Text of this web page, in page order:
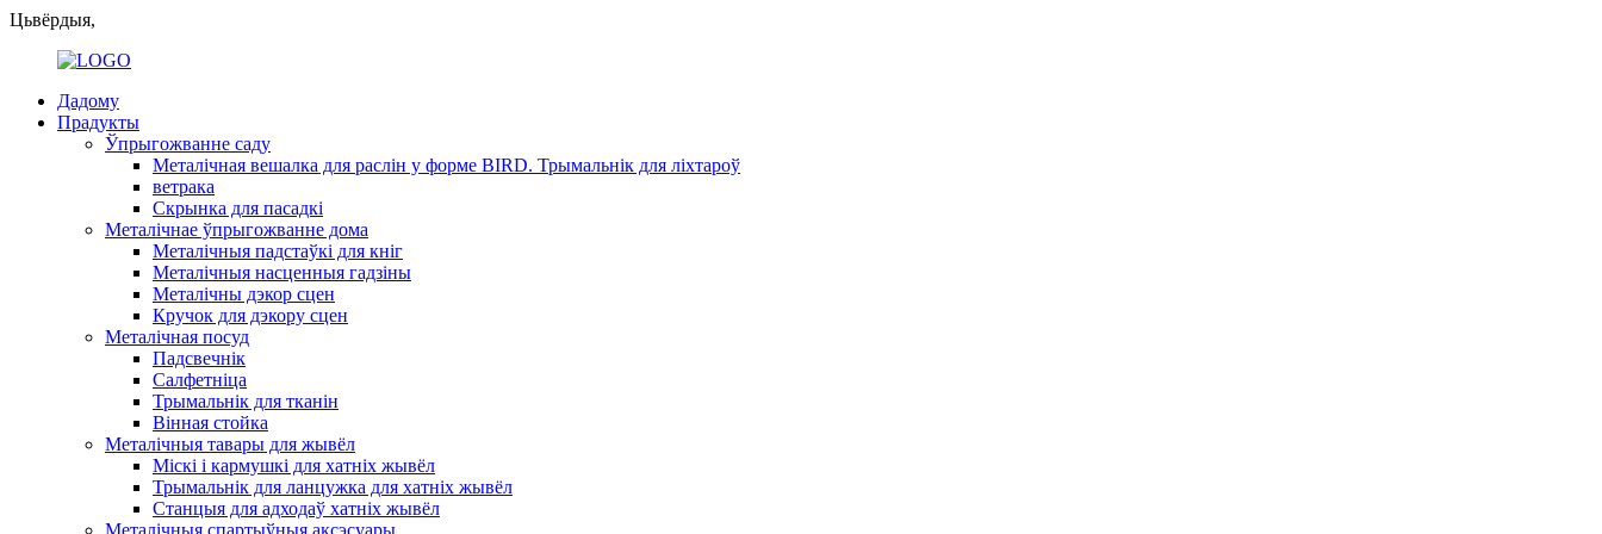
Цьвёрдыя,
Дадому
Прадукты
Ўпрыгожванне саду
Металічная вешалка для раслін у форме BIRD. Трымальнік для ліхтароў
ветрака
Скрынка для пасадкі
Металічнае ўпрыгожванне дома
Металічныя падстаўкі для кніг
Металічныя насценныя гадзіны
Металічны дэкор сцен
Кручок для дэкору сцен
Металічная посуд
Падсвечнік
Салфетніца
Трымальнік для тканін
Вінная стойка
Металічныя тавары для жывёл
Міскі і кармушкі для хатніх жывёл
Трымальнік для ланцужка для хатніх жывёл
Станцыя для адходаў хатніх жывёл
Металічныя спартыўныя аксэсуары